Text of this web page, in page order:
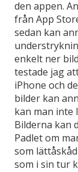
den appen.
från App
sedan kan
enkelt ner
testade jag
iPhone och
bilder kan
kan man inte
Bilderna kan
Padlet om
som
som i sin tur